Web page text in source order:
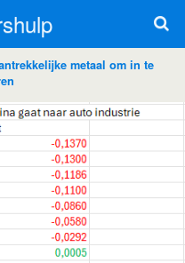
metaal om in te